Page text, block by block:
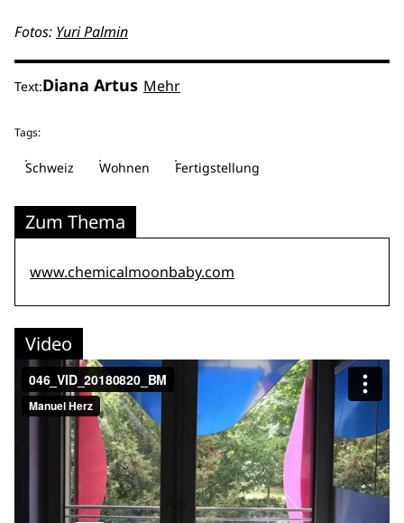
Fotos: Yuri Palmin
Text:Diana Artus Mehr
Tags:
Schweiz Wohnen Fertigstellung
Zum Thema
www.chemicalmoonbaby.com
Video